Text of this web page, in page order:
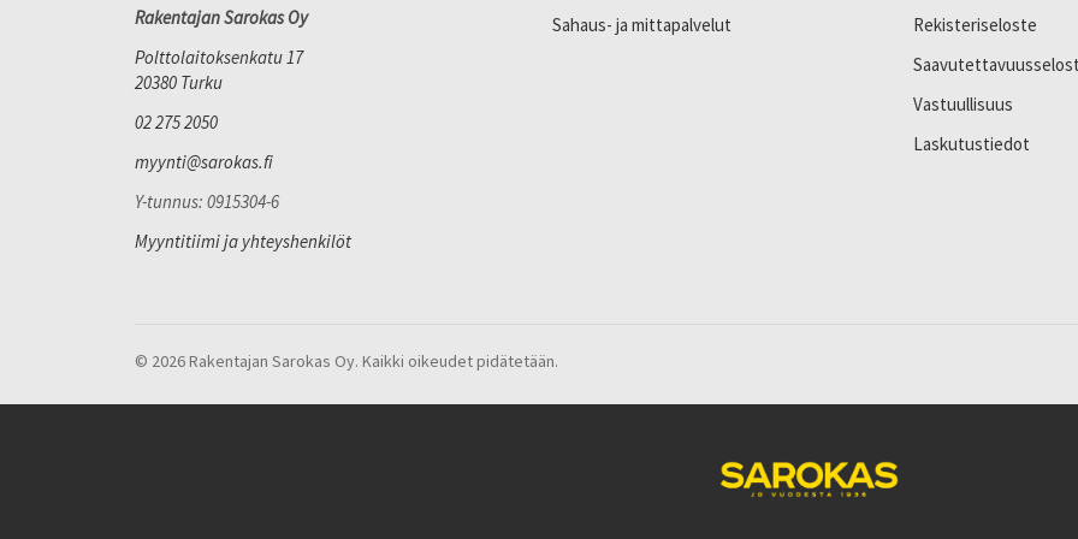
Rakentajan Sarokas Oy
Polttolaitoksenkatu 17
20380 Turku
02 275 2050
myynti@sarokas.fi
Y-tunnus: 0915304-6
Myyntitiimi ja yhteyshenkilöt
Sahaus- ja mittapalvelut
Rekisteriseloste
Vastuullisuus
Laskutustiedot
© 2026 Rakentajan Sarokas Oy. Kaikki oikeudet pidätetään.